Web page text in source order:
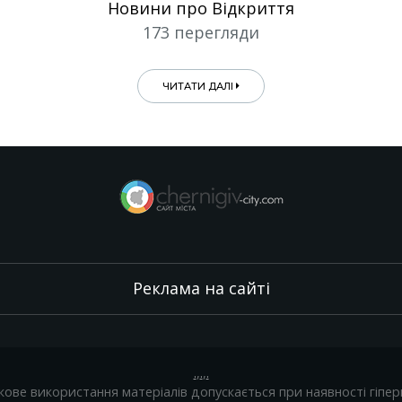
Новини про Відкриття
173 перегляди
ЧИТАТИ ДАЛІ
Реклама на сайті
.,.,.
використання матеріалів допускається при наявності